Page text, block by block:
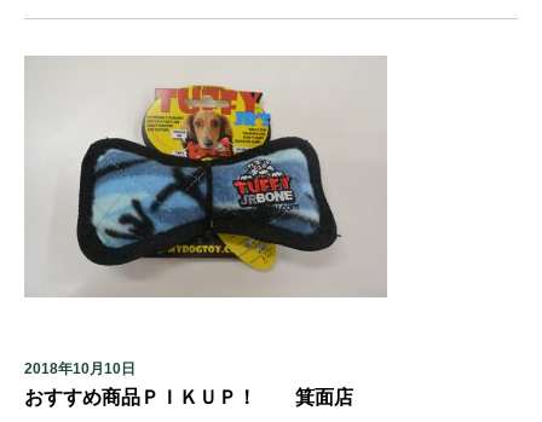
2018年10月10日
おすすめ商品ＰＩＫＵＰ！ 箕面店